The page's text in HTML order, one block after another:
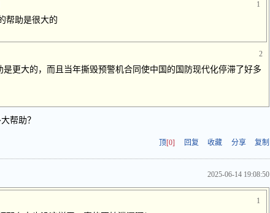
1
帮助是很大的
2
是更大的，而且当年撕毁预警机合同使中国的国防现代化停滞了好多
帮助？
顶[0] 回复 收藏 分享 复制
2025-06-14 19:08:50
1